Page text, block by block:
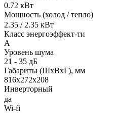
0.72 кВт
Мощность (холод / тепло)
2.35 / 2.35 кВт
Класс энергоэффект-ти
A
Уровень шума
21 - 35 дБ
Габариты (ШxВxГ), мм
816x272x208
Инверторный
да
Wi-fi